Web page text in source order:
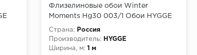
Флизелиновые обои Winter
Moments Hg30 003/1 Обои HYGGE
Roll (Winter Moments) (1*6)
10,05x1,00 флизелин
Страна:
Россия
Производитель:
HYGGE
Ширина, м: 1 м